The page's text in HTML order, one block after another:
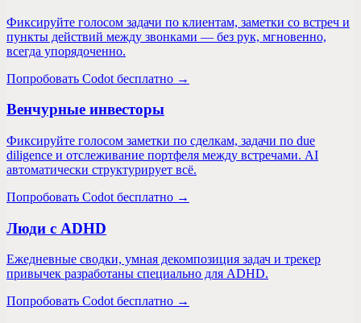
Фиксируйте голосом задачи по клиентам, заметки со встреч и
пункты действий между звонками — без рук, мгновенно,
всегда упорядоченно.
Попробовать Codot бесплатно →
Венчурные инвесторы
Фиксируйте голосом заметки по сделкам, задачи по due
diligence и отслеживание портфеля между встречами. AI
автоматически структурирует всё.
Попробовать Codot бесплатно →
Люди с ADHD
Ежедневные сводки, умная декомпозиция задач и трекер
привычек разработаны специально для ADHD.
Попробовать Codot бесплатно →